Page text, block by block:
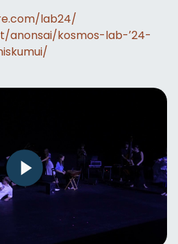
lab24/
anonsai/kosmos-lab-ʼ24-